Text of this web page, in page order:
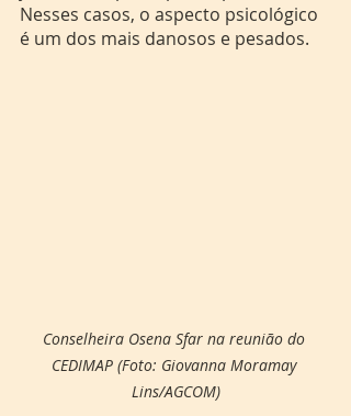
Nesses casos, o aspecto psicológico
é um dos mais danosos e pesados.
Conselheira Osena Sfar na reunião do
CEDIMAP (Foto: Giovanna Moramay
Lins/AGCOM)